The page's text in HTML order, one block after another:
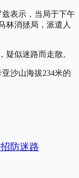
表示，当局于下午
林消拯局，派遣人
疑似迷路而走散。
沙山海拔234米的
防迷路